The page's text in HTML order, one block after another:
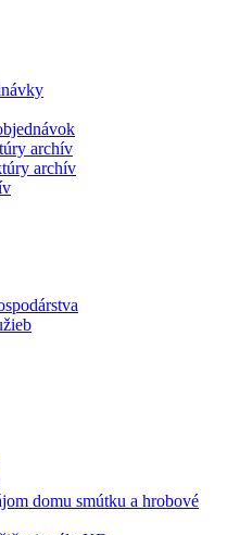
archív
archív
domu smútku a hrobové